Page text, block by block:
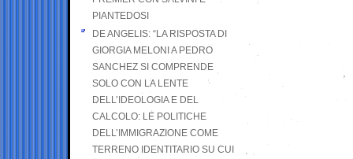
PIANTEDOSI
DE ANGELIS: “LA RISPOSTA DI
GIORGIA MELONI A PEDRO
SANCHEZ SI COMPRENDE
SOLO CON LA LENTE
DELL’IDEOLOGIA E DEL
CALCOLO: LE POLITICHE
DELL’IMMIGRAZIONE COME
TERRENO IDENTITARIO SU CUI